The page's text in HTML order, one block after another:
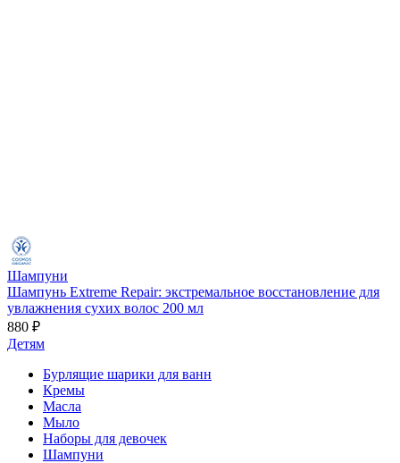
Шампуни
Шампунь Extreme Repair: экстремальное восстановление для
увлажнения сухих волос 200 мл
880 ₽
Детям
Бурлящие шарики для ванн
Кремы
Масла
Мыло
Наборы для девочек
Шампуни